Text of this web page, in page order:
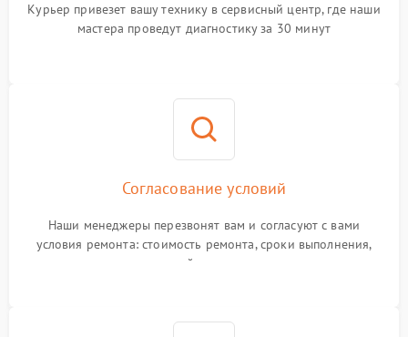
Курьер привезет вашу технику в сервисный центр, где наши
мастера проведут диагностику за 30 минут
Согласование условий
Наши менеджеры перезвонят вам и согласуют с вами
условия ремонта: стоимость ремонта, сроки выполнения,
гарантийные условия